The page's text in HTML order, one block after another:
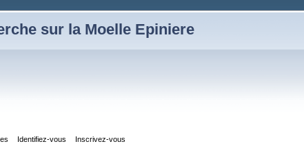
sur la Moelle Epiniere
Identifiez-vous Inscrivez-vous